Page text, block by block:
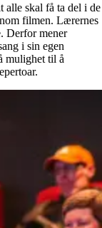
alle skal få ta del i de
filmen. Lærernes
Derfor mener
i sin egen
mulighet til å